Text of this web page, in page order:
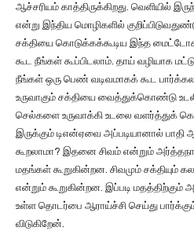
ஆச்சரியம் காத்திருக்கிறது. வெளியில்
என்று இந்திய மொழிகளில்
சக்தியை கொடுக்கக்கூடிய இந்த
கூட நீங்கள் கூப்பிடலாம். தாய் வழியாக
நீங்கள் ஒரு பெண் வடிவமாகக் கூட
உருவாகும் சக்தியை வைத்துக்கொண்டு
செல்களை உருவாக்கி உடலை வளர்த்துக்
இருக்கும் டிஎன்ஏவை அப்படியானால்
கூறலாமா? இதனை சிவம் என்றும்
மதங்கள் கூறுகின்றன. சிவமும் சக்தியும்
என்றும் கூறுகின்றன. இப்படி மதத்திற்கும்
உள்ள தொடர்பை ஆராய்ச்சி செய்து
விடுகிறேன்.